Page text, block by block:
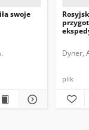
swoje
Dyner,
plik